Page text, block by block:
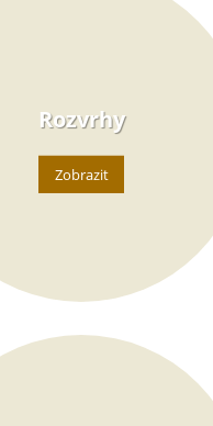
Rozvrhy
Zobrazit